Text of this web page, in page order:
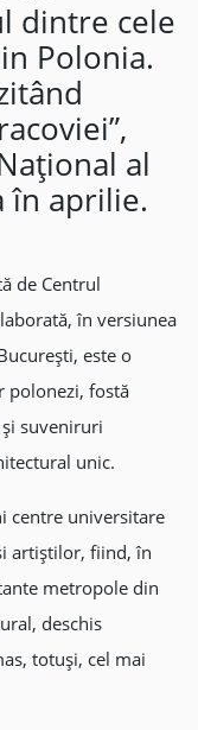
dintre cele
Polonia.
al
în aprilie.
de Centrul
în versiunea
este o
polonezi, fostă
suveniruri
unic.
centre universitare
artiștilor, fiind, în
metropole din
deschis
totuși, cel mai